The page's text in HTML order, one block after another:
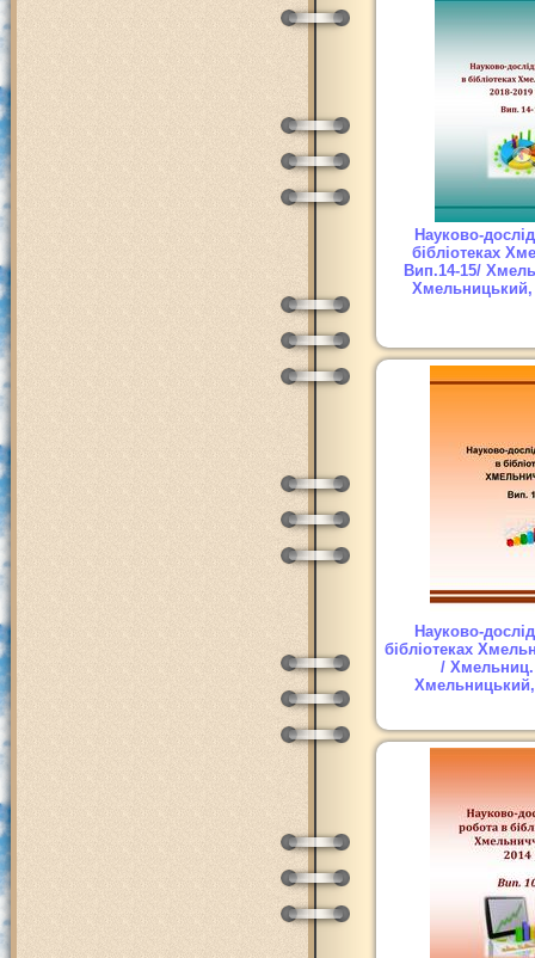
Науково-
бібліотеках
Вип.14-15/
Хмельницький,
Науково-
бібліотеках
/
Хмельницький,